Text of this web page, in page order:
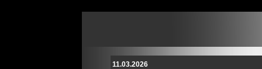
11.03.2026